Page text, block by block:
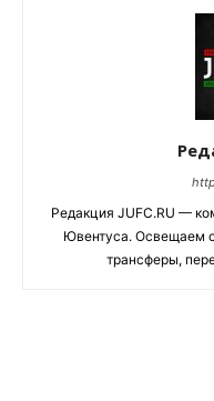
Редакция JUFC.RU —
Ювентуса. Освещаем
трансферы,